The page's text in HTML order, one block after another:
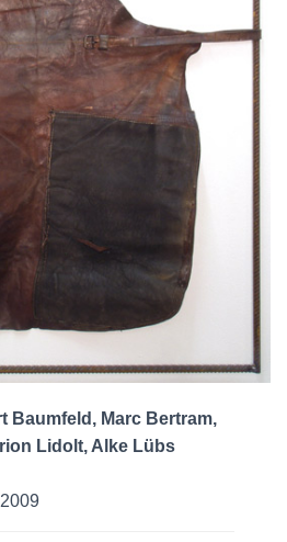
Baumfeld, Marc Bertram,
Lidolt, Alke Lübs